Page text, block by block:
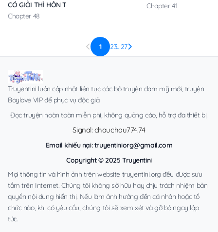
CÓ GIỎI THÌ HÔN TÔI ĐI
Chapter 48
Chapter 41
1 23…27
Truyentini luôn cập nhật liên tục các bộ truyện đam mỹ mới, truyện
Boylove VIP để phục vụ độc giả.
Đọc truyện hoàn toàn miễn phí, không quảng cáo, hỗ trợ đa thiết bị.
Signal: chauchau774.74
Email khiếu nại:truyentiniorg@gmail.com
Copyright © 2025 Truyentini
Mọi thông tin và hình ảnh trên website truyentini.org đều được sưu
tầm trên Internet. Chúng tôi không sở hữu hay chịu trách nhiệm bản
quyền nội dung hiển thị. Nếu làm ảnh hưởng đến cá nhân hoặc tổ
chức nào, khi có yêu cầu, chúng tôi sẽ xem xét và gỡ bỏ ngay lập
tức.